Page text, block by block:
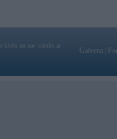
klubs un nav saistīts ar
Galvena